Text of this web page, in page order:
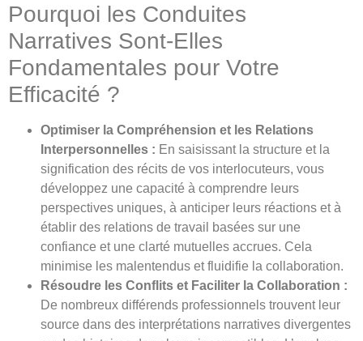
Pourquoi les Conduites
Narratives Sont-Elles
Fondamentales pour Votre
Efficacité ?
Optimiser la Compréhension et les Relations
Interpersonnelles : En saisissant la structure et la
signification des récits de vos interlocuteurs, vous
développez une capacité à comprendre leurs
perspectives uniques, à anticiper leurs réactions et à
établir des relations de travail basées sur une
confiance et une clarté mutuelles accrues. Cela
minimise les malentendus et fluidifie la collaboration.
Résoudre les Conflits et Faciliter la Collaboration :
De nombreux différends professionnels trouvent leur
source dans des interprétations narratives divergentes